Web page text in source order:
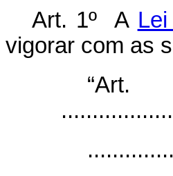
Art. 1ºA
vigorar com as